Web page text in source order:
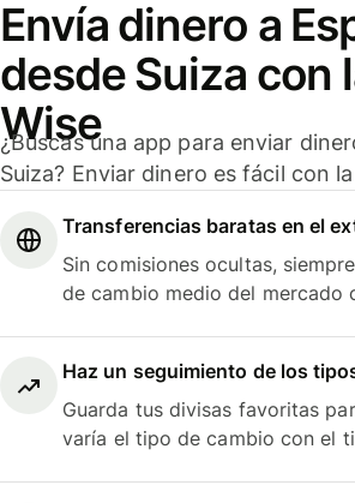
Envía dinero a
desde Suiza con
Wise
¿Buscas una app para enviar
Suiza? Enviar dinero es fácil con
Transferencias baratas en el
Sin comisiones ocultas,
de cambio medio del mercado
Haz un seguimiento de los
Guarda tus divisas favoritas
varía el tipo de cambio con el